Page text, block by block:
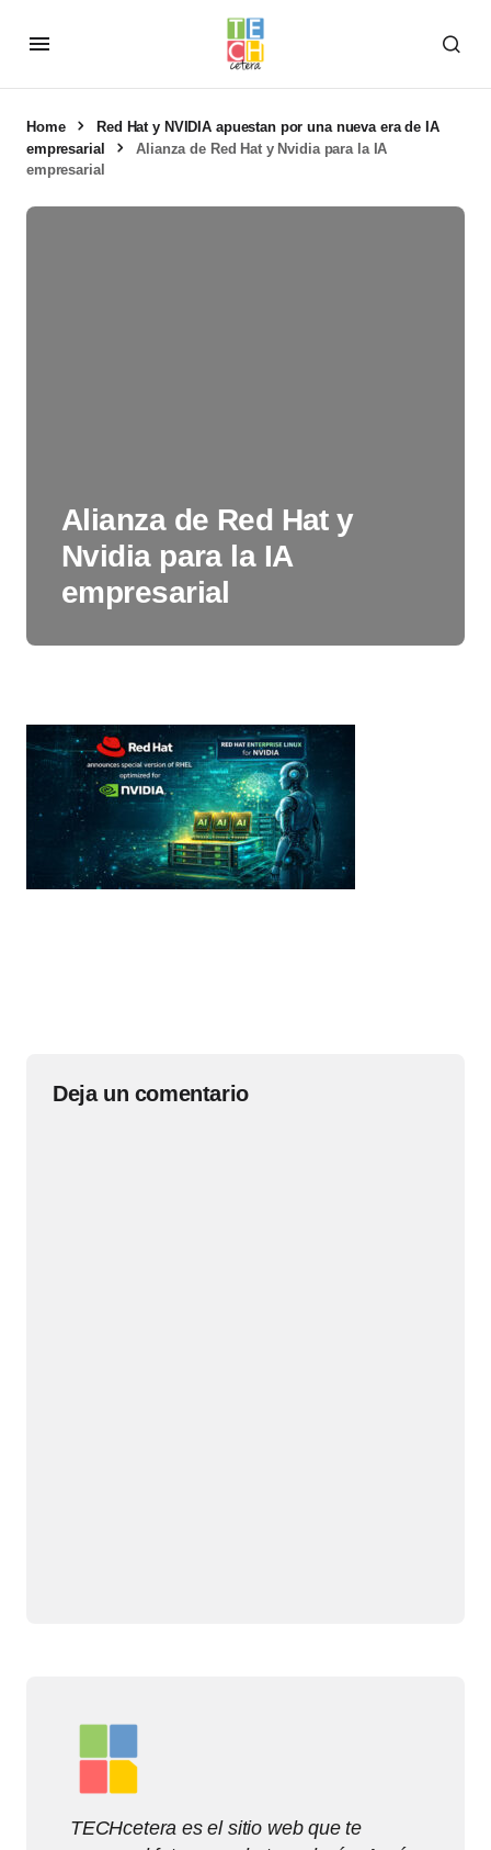
Home
Red Hat y NVIDIA apuestan por una nueva era de IA
empresarial
Alianza de Red Hat y Nvidia para la IA
empresarial
Alianza de Red Hat y
Nvidia para la IA
empresarial
Deja un comentario
TECHcetera es el sitio web que te